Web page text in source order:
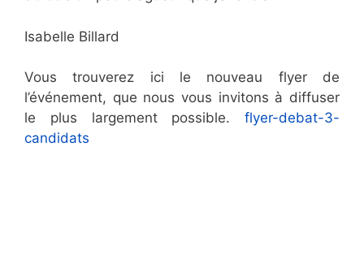
Isabelle Billard
Vous trouverez ici le nouveau flyer de
l’événement, que nous vous invitons à diffuser
le plus largement possible. flyer-debat-3-
candidats